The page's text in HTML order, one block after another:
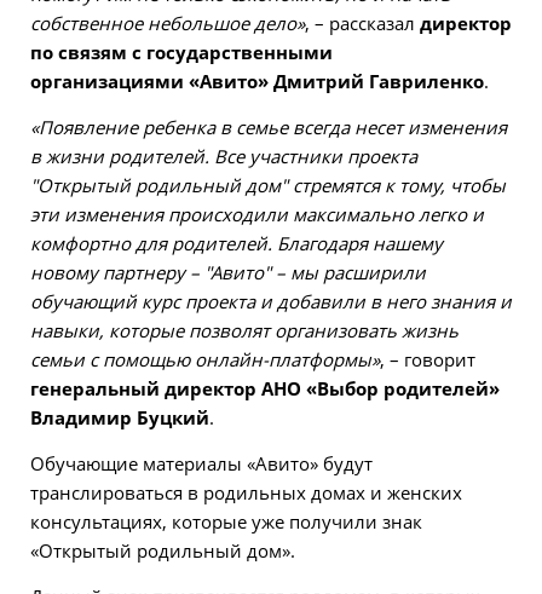
собственное небольшое дело», – рассказал директор
по связям с государственными
организациями «Авито» Дмитрий Гавриленко.
«Появление ребенка в семье всегда несет изменения
в жизни родителей. Все участники проекта
"Открытый родильный дом" стремятся к тому, чтобы
эти изменения происходили максимально легко и
комфортно для родителей. Благодаря нашему
новому партнеру – "Авито" – мы расширили
обучающий курс проекта и добавили в него знания и
навыки, которые позволят организовать жизнь
семьи с помощью онлайн-платформы», – говорит
генеральный директор АНО «Выбор родителей»
Владимир Буцкий.
Обучающие материалы «Авито» будут
транслироваться в родильных домах и женских
консультациях, которые уже получили знак
«Открытый родильный дом».